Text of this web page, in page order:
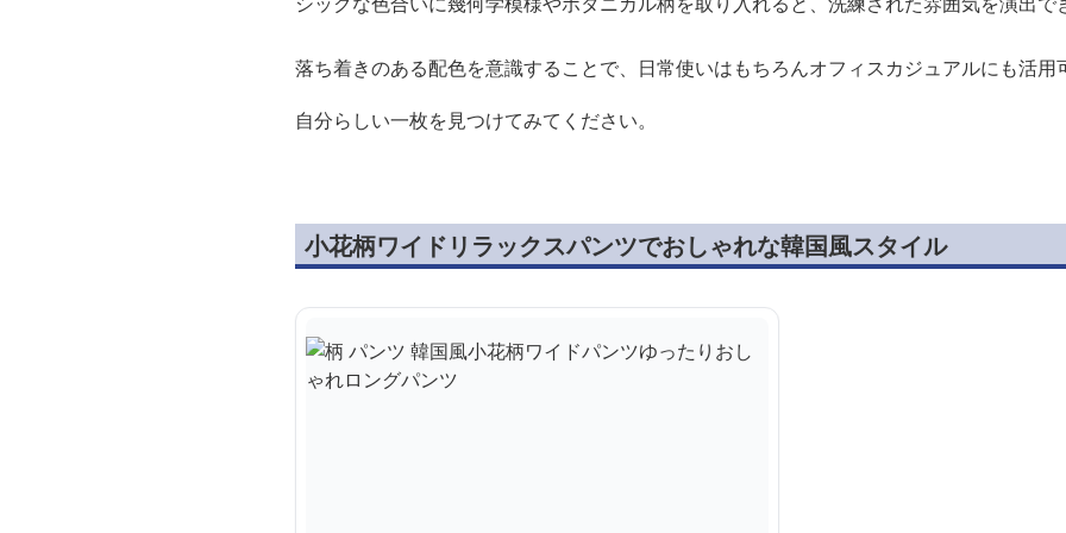
落ち着きのある配色を意識することで、日常使いはもちろんオフィスカジュアルにも活用
自分らしい一枚を見つけてみてください。
小花柄ワイドリラックスパンツでおしゃれな韓国風スタイル